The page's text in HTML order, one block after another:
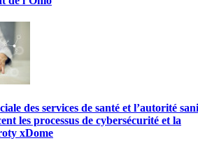
des services de santé et l’autorité
les processus de cybersécurité et la
xDome